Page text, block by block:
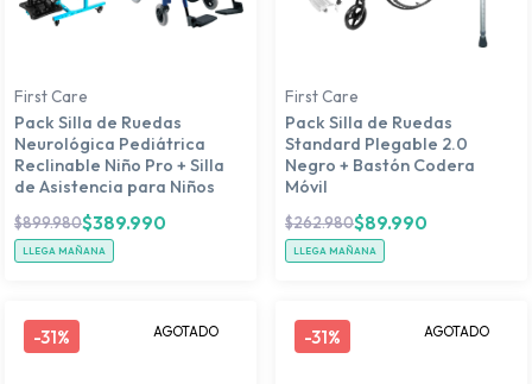
First Care
Pack Silla de Ruedas
Neurológica Pediátrica
Reclinable Niño Pro + Silla
de Asistencia para Niños
$899.980$389.990
LLEGA MAÑANA
First Care
Pack Silla de Ruedas
Standard Plegable 2.0
Negro + Bastón Codera
Móvil
$262.980$89.990
LLEGA MAÑANA
-31% AGOTADO -31% AGOTADO